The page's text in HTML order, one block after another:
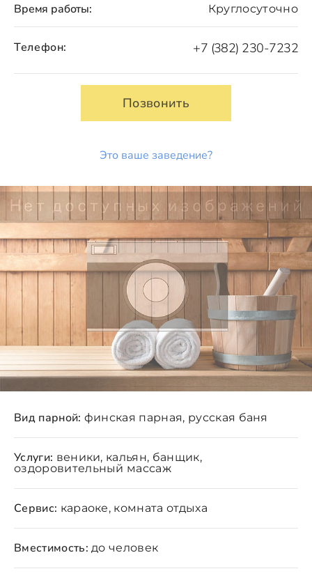
Время работы: Круглосуточно
Телефон: +7 (382) 230-7232
Позвонить
Это ваше заведение?
Вид парной: финская парная, русская баня
Услуги: веники, кальян, банщик,
оздоровительный массаж
Сервис: караоке, комната отдыха
Вместимость: до человек